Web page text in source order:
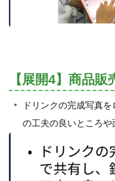
【展開4】商品販
ドリンクの完成写真
の工夫の良いところや